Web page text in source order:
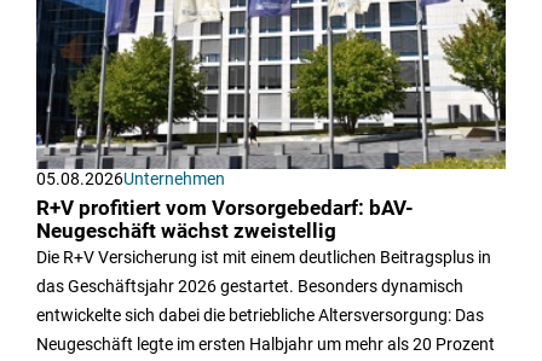
05.08.2026Unternehmen
R+V profitiert vom Vorsorgebedarf: bAV-
Neugeschäft wächst zweistellig
Die R+V Versicherung ist mit einem deutlichen Beitragsplus in
das Geschäftsjahr 2026 gestartet. Besonders dynamisch
entwickelte sich dabei die betriebliche Altersversorgung: Das
Neugeschäft legte im ersten Halbjahr um mehr als 20 Prozent